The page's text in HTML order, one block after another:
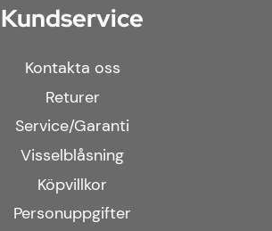
Kundservice
Kontakta oss
Returer
Service/Garanti
Visselblåsning
Köpvillkor
Personuppgifter